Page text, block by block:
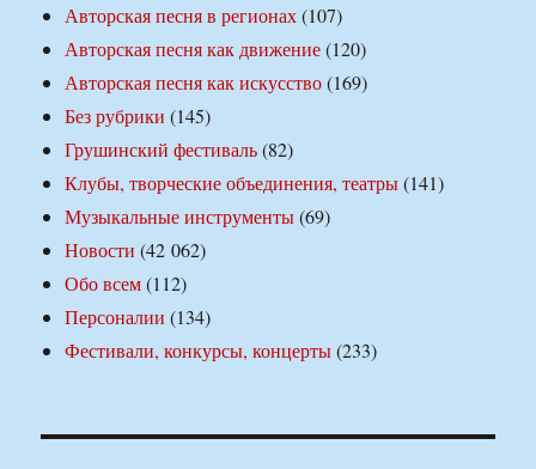
Авторская песня в регионах(107)
Авторская песня как движение(120)
Авторская песня как искусство(169)
Без рубрики (145)
Грушинский фестиваль(82)
Клубы, творческие объединения, театры(141)
Музыкальные инструменты(69)
Новости (42 062)
Обо всем(112)
Персоналии (134)
Фестивали, конкурсы, концерты(233)